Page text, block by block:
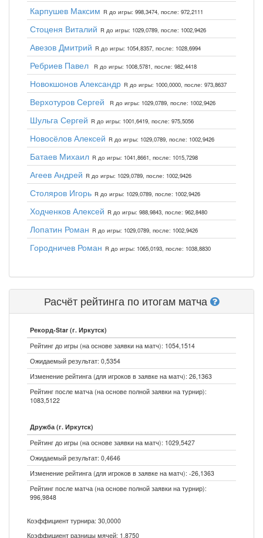
Карпушев Максим R до игры: 998,3474, после: 972,2111
Стоценя Виталий R до игры: 1029,0789, после: 1002,9426
Авезов Дмитрий R до игры: 1054,8357, после: 1028,6994
Ребриев Павел R до игры: 1008,5781, после: 982,4418
Новокшонов Александр R до игры: 1000,0000, после: 973,8637
Верхотуров Сергей R до игры: 1029,0789, после: 1002,9426
Шульга Сергей R до игры: 1001,6419, после: 975,5056
Новосёлов Алексей R до игры: 1029,0789, после: 1002,9426
Батаев Михаил R до игры: 1041,8661, после: 1015,7298
Агеев Андрей R до игры: 1029,0789, после: 1002,9426
Столяров Игорь R до игры: 1029,0789, после: 1002,9426
Ходченков Алексей R до игры: 988,9843, после: 962,8480
Лопатин Роман R до игры: 1029,0789, после: 1002,9426
Городничев Роман R до игры: 1065,0193, после: 1038,8830
Расчёт рейтинга по итогам матча
Рекорд-Star (г. Иркутск)
Рейтинг до игры (на основе заявки на матч): 1054,1514
Ожидаемый результат: 0,5354
Изменение рейтинга (для игроков в заявке на матч): 26,1363
Рейтинг после матча (на основе полной заявки на турнир):
1083,5122
Дружба (г. Иркутск)
Рейтинг до игры (на основе заявки на матч): 1029,5427
Ожидаемый результат: 0,4646
Изменение рейтинга (для игроков в заявке на матч): -26,1363
Рейтинг после матча (на основе полной заявки на турнир):
996,9848
Коэффициент турнира: 30,0000
Коэффициент разницы мячей: 1,8750